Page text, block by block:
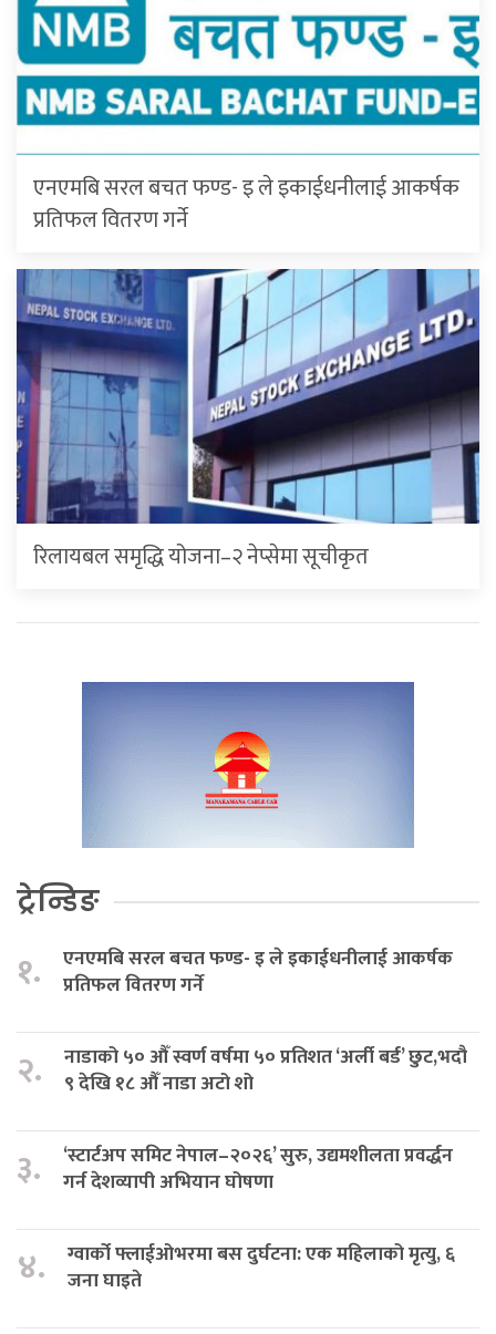
एनएमबि सरल बचत फण्ड- इ ले इकाईधनीलाई आकर्षक
प्रतिफल वितरण गर्ने
रिलायबल समृद्धि योजना–२ नेप्सेमा सूचीकृत
ट्रेन्डिङ
१.
एनएमबि सरल बचत फण्ड- इ ले इकाईधनीलाई आकर्षक
प्रतिफल वितरण गर्ने
२.
नाडाको ५० औँ स्वर्ण वर्षमा ५० प्रतिशत ‘अर्ली बर्ड’ छुट,भदौ
९ देखि १८ औँ नाडा अटो शो
३.
‘स्टार्टअप समिट नेपाल–२०२६’ सुरु, उद्यमशीलता प्रवर्द्धन
गर्न देशव्यापी अभियान घोषणा
४.
ग्वार्को फ्लाईओभरमा बस दुर्घटना: एक महिलाको मृत्यु, ६
जना घाइते